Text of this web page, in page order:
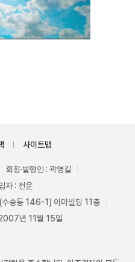
사이트맵
회장·발행인 : 곽영길
자 : 전운
수송동 146-1) 이마빌딩 11층
년 11월 15일